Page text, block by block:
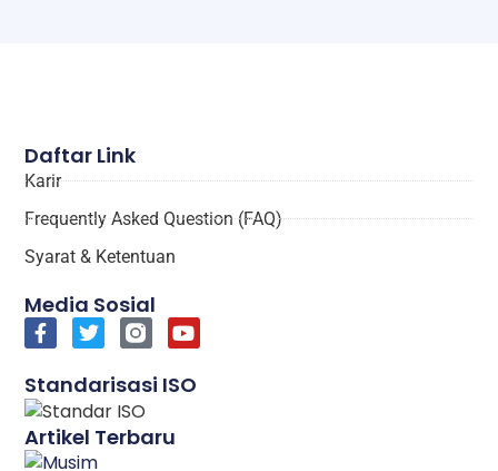
Artikel Terbaru
Daftar Link
Karir
Frequently Asked Question (FAQ)
Syarat & Ketentuan
Media Sosial
Standarisasi ISO